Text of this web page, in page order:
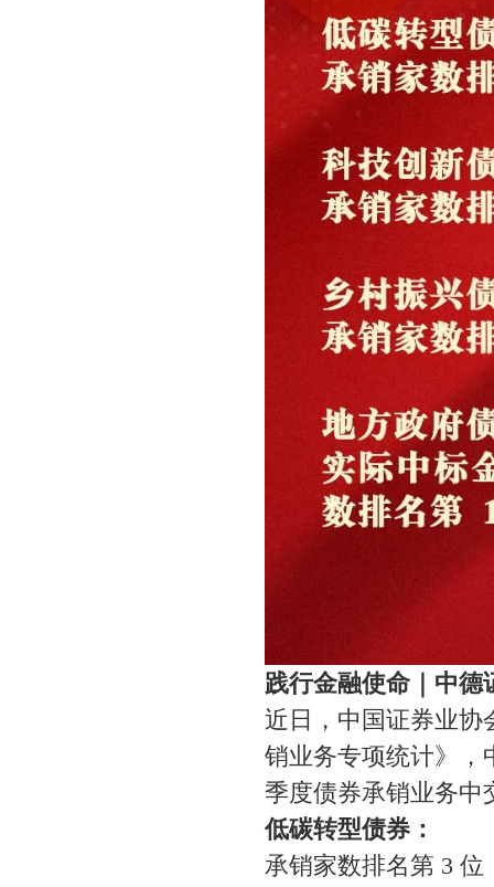
践行金融使命｜中德
近日，中国证券业协
销业务专项统计》，
季度债券承销业务中
低碳转型债券：
承销家数排名第 3 位